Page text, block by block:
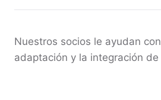
Nuestros socios le ayudan
adaptación y la integración